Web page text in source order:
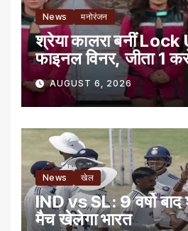
News मनोरंजन
श्रेया कालरा बनीं
फाइनल विनर, जीता 1
प्राइज
AUGUST 6, 2026
News खेल
IND vs SL: 9 वर्षो
मैच खेलेगा भारत